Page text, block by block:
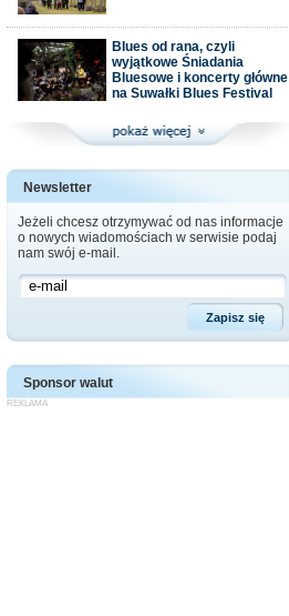
Blues od rana, czyli
wyjątkowe Śniadania
Bluesowe i koncerty główne
na Suwałki Blues Festival
Newsletter
Jeżeli chcesz otrzymywać od nas informacje
o nowych wiadomościach w serwisie podaj
nam swój e-mail.
Sponsor walut